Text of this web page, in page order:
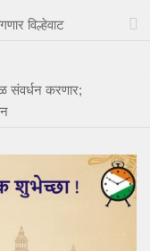
विल्हेवाट
संवर्धन करणार;